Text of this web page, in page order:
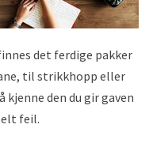
det ferdige pakker
til strikkhopp eller
den du gir gaven
feil.